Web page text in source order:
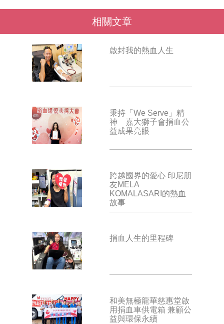
相關文章
啟封我的熱血人生
秉持「We Serve」精
神 嘉大獅子會捐血公
益成果亮眼
跨越國界的愛心 印尼朋
友MELA
KOMALASARI的熱血
故事
捐血人生的里程碑
和美無極龍華慈惠堂啟
用捐血車供電箱 兼顧公
益與環保永續